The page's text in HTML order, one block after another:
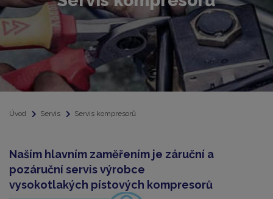
Úvod Servis Servis kompresorů
Naším hlavním zaměřením je záruční a
pozáruční servis výrobce
vysokotlakých pístových kompresorů